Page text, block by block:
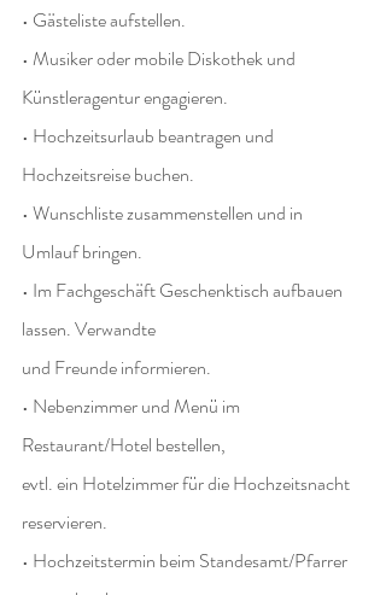
• Gästeliste aufstellen.
• Musiker oder mobile Diskothek und
Künstleragentur engagieren.
• Hochzeitsurlaub beantragen und
Hochzeitsreise buchen.
• Wunschliste zusammenstellen und in
Umlauf bringen.
• Im Fachgeschäft Geschenktisch aufbauen
lassen. Verwandte
und Freunde informieren.
• Nebenzimmer und Menü im
Restaurant/Hotel bestellen,
evtl. ein Hotelzimmer für die Hochzeitsnacht
reservieren.
• Hochzeitstermin beim Standesamt/Pfarrer